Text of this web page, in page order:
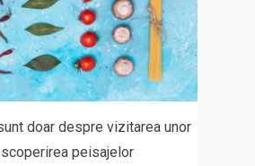
doar despre vizitarea unor
peisajelor